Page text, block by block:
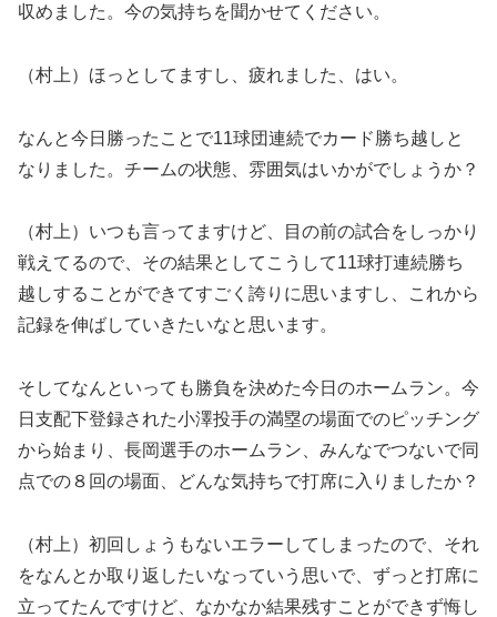
収めました。今の気持ちを聞かせてください。
（村上）ほっとしてますし、疲れました、はい。
なんと今日勝ったことで11球団連続でカード勝ち越しと
なりました。チームの状態、雰囲気はいかがでしょうか？
（村上）いつも言ってますけど、目の前の試合をしっかり
戦えてるので、その結果としてこうして11球打連続勝ち
越しすることができてすごく誇りに思いますし、これから
記録を伸ばしていきたいなと思います。
そしてなんといっても勝負を決めた今日のホームラン。今
日支配下登録された小澤投手の満塁の場面でのピッチング
から始まり、長岡選手のホームラン、みんなでつないで同
点での８回の場面、どんな気持ちで打席に入りましたか？
（村上）初回しょうもないエラーしてしまったので、それ
をなんとか取り返したいなっていう思いで、ずっと打席に
立ってたんですけど、なかなか結果残すことができず悔し